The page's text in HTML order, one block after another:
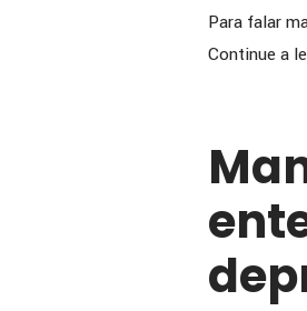
Para falar
Continue a